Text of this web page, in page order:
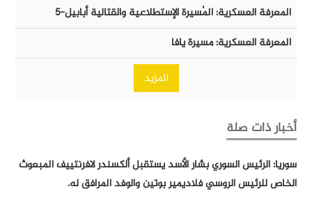
المعرفة العسكرية: المُسيرة الإستطلاعية والقتالية أبابيل-٥
المعرفة العسكرية: مسيرة يافا
المزيد
أخبار ذات صلة
سوريا: الرئيس السوري بشار الأسد يستقبل ألكسندر لافرنتييف المبعوث
الخاص للرئيس الروسي فلاديمير بوتين والوفد المرافق له.